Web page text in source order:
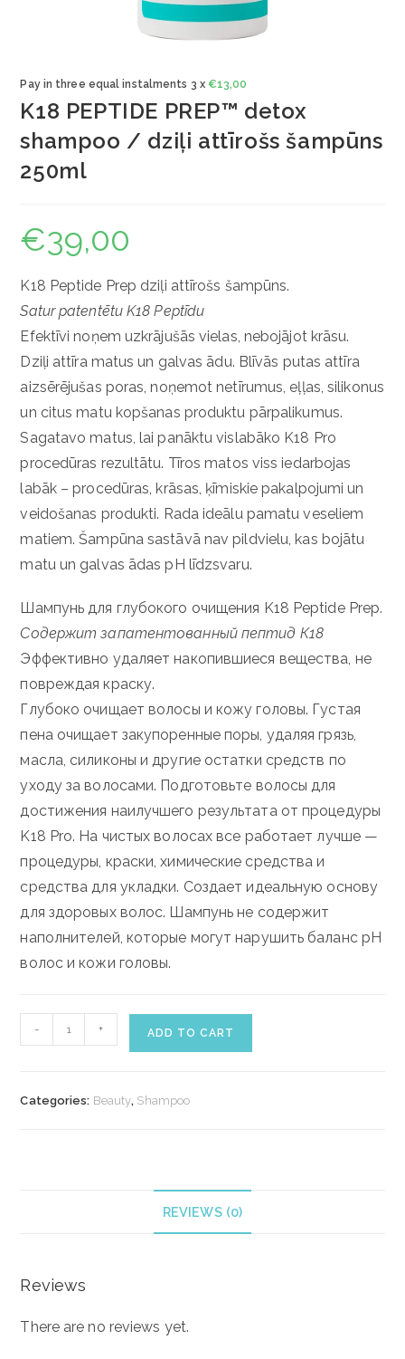
Pay in three equal instalments 3 x €13,00
K18 PEPTIDE PREP™ detox
shampoo / dziļi attīrošs šampūns
250ml
€39,00
K18 Peptide Prep dziļi attīrošs šampūns.
Satur patentētu K18 Peptīdu
Efektīvi noņem uzkrājušās vielas, nebojājot krāsu.
Dziļi attīra matus un galvas ādu. Blīvās putas attīra
aizsērējušas poras, noņemot netīrumus, eļļas, silikonus
un citus matu kopšanas produktu pārpalikumus.
Sagatavo matus, lai panāktu vislabāko K18 Pro
procedūras rezultātu. Tīros matos viss iedarbojas
labāk – procedūras, krāsas, ķīmiskie pakalpojumi un
veidošanas produkti. Rada ideālu pamatu veseliem
matiem. Šampūna sastāvā nav pildvielu, kas bojātu
matu un galvas ādas pH līdzsvaru.
Шампунь для глубокого очищения K18 Peptide Prep.
Содержит запатентованный пептид К18
Эффективно удаляет накопившиеся вещества, не
повреждая краску.
Глубоко очищает волосы и кожу головы. Густая
пена очищает закупоренные поры, удаляя грязь,
масла, силиконы и другие остатки средств по
уходу за волосами. Подготовьте волосы для
достижения наилучшего результата от процедуры
K18 Pro. На чистых волосах все работает лучше —
процедуры, краски, химические средства и
средства для укладки. Создает идеальную основу
для здоровых волос. Шампунь не содержит
наполнителей, которые могут нарушить баланс pH
волос и кожи головы.
PEPTIDE
- + ADD TO CART
Categories: Beauty, Shampoo
REVIEWS (0)
Reviews
There are no reviews yet.